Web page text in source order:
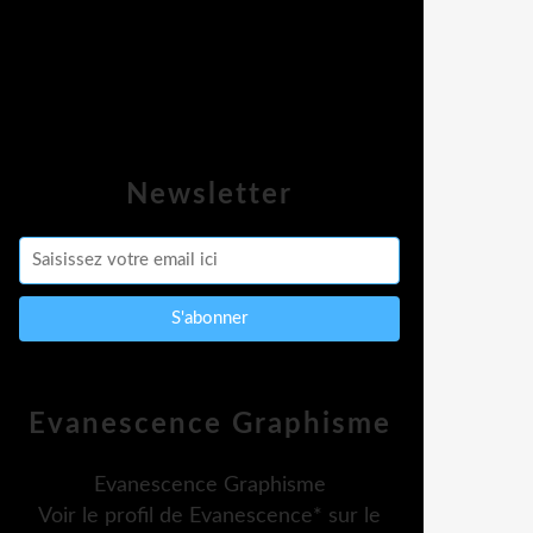
Newsletter
Evanescence Graphisme
Evanescence Graphisme
Voir le profil de Evanescence* sur le